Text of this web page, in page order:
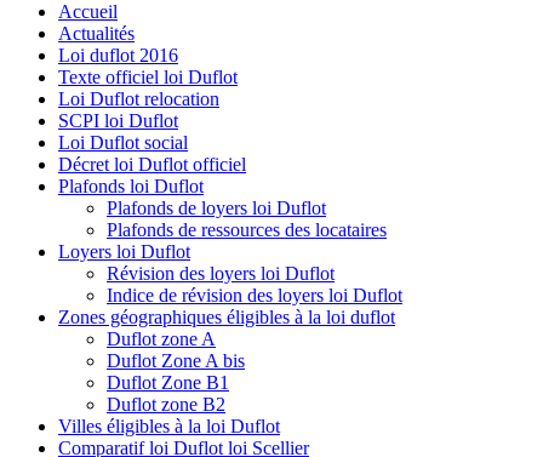
Accueil
Actualités
Loi duflot 2016
Texte officiel loi Duflot
Loi Duflot relocation
SCPI loi Duflot
Loi Duflot social
Décret loi Duflot officiel
Plafonds loi Duflot
Plafonds de loyers loi Duflot
Plafonds de ressources des locataires
Loyers loi Duflot
Révision des loyers loi Duflot
Indice de révision des loyers loi Duflot
Zones géographiques éligibles à la loi duflot
Duflot zone A
Duflot Zone A bis
Duflot Zone B1
Duflot zone B2
Villes éligibles à la loi Duflot
Comparatif loi Duflot loi Scellier